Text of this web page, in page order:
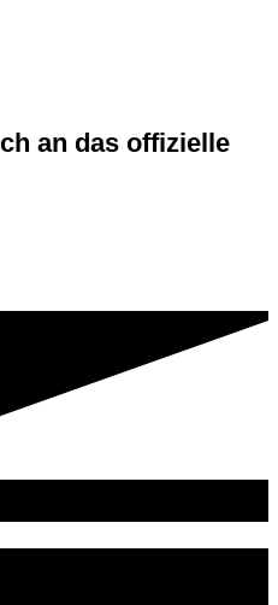
an das offizielle